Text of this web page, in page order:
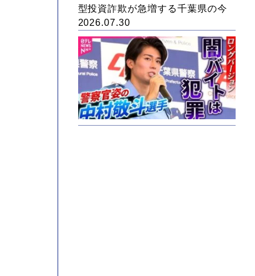
型投資詐欺が急増する千葉県の今
2026.07.30